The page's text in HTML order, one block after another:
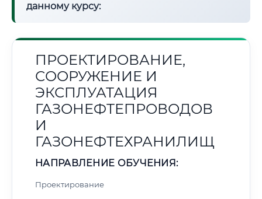
данному курсу:
ПРОЕКТИРОВАНИЕ,
СООРУЖЕНИЕ И
ЭКСПЛУАТАЦИЯ
ГАЗОНЕФТЕПРОВОДОВ
И
ГАЗОНЕФТЕХРАНИЛИЩ
НАПРАВЛЕНИЕ ОБУЧЕНИЯ:
Проектирование